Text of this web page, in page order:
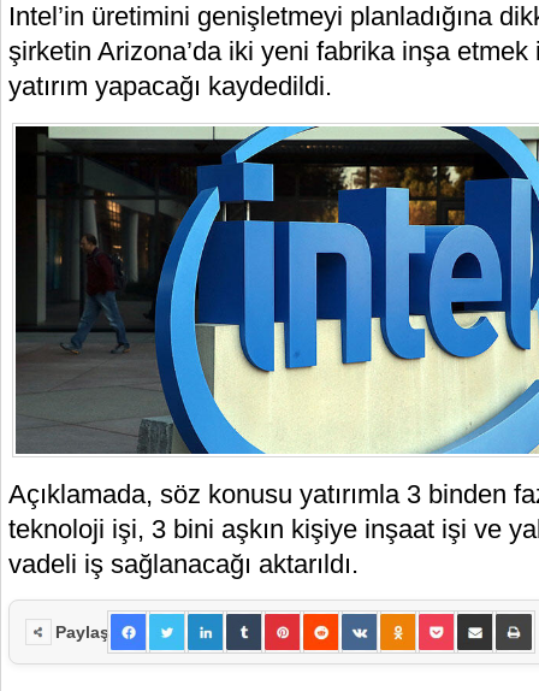
Intel’in üretimini genişletmeyi planladığına
şirketin Arizona’da iki yeni fabrika inşa etmek
yatırım yapacağı kaydedildi.
Açıklamada, söz konusu yatırımla 3 binden
teknoloji işi, 3 bini aşkın kişiye inşaat işi ve
vadeli iş sağlanacağı aktarıldı.
Paylaş